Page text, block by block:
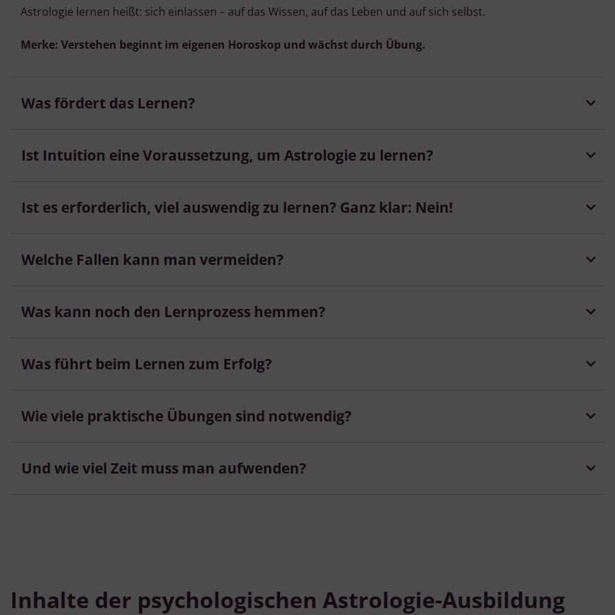
Astrologie lernen heißt: sich einlassen – auf das Wissen, auf das Leben und auf sich selbst.
Merke: Verstehen beginnt im eigenen Horoskop und wächst durch Übung.
Was fördert das Lernen?
Ist Intuition eine Voraussetzung, um Astrologie zu lernen?
Ist es erforderlich, viel auswendig zu lernen? Ganz klar: Nein!
Welche Fallen kann man vermeiden?
Was kann noch den Lernprozess hemmen?
Was führt beim Lernen zum Erfolg?
Wie viele praktische Übungen sind notwendig?
Und wie viel Zeit muss man aufwenden?
Inhalte der psychologischen Astrologie-Ausbildung
Verwendung genauer Standortdaten